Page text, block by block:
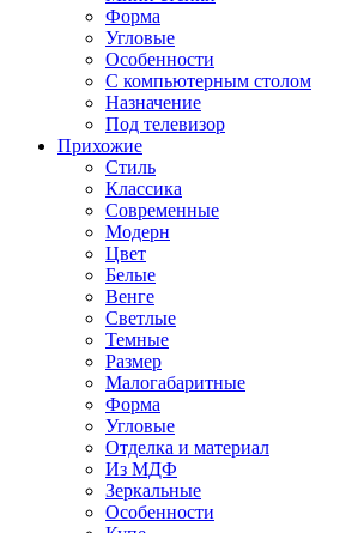
Форма
Угловые
Особенности
С компьютерным столом
Назначение
Под телевизор
Прихожие
Стиль
Классика
Современные
Модерн
Цвет
Белые
Венге
Светлые
Темные
Размер
Малогабаритные
Форма
Угловые
Отделка и материал
Из МДФ
Зеркальные
Особенности